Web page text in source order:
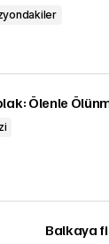
Ölenle
Balkaya